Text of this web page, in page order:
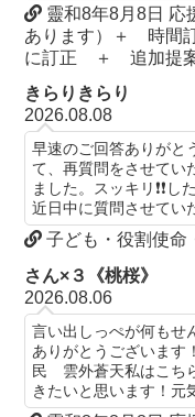
靈和8年8月8日 応
あります）＋ 時間
に訂正 ＋ 追加提
きらりきらり
2026.08.08
早速のご回答ありがと
て、再質問をさせてい
ました。スッキリ❗️❗️
近日中に質問させてい
子ども・役割使命
さん×３《桃桜》
2026.08.06
言い出しっぺが何もせ
ありがとうございます
民 雲外蒼天私はこち
きたいと思います！元